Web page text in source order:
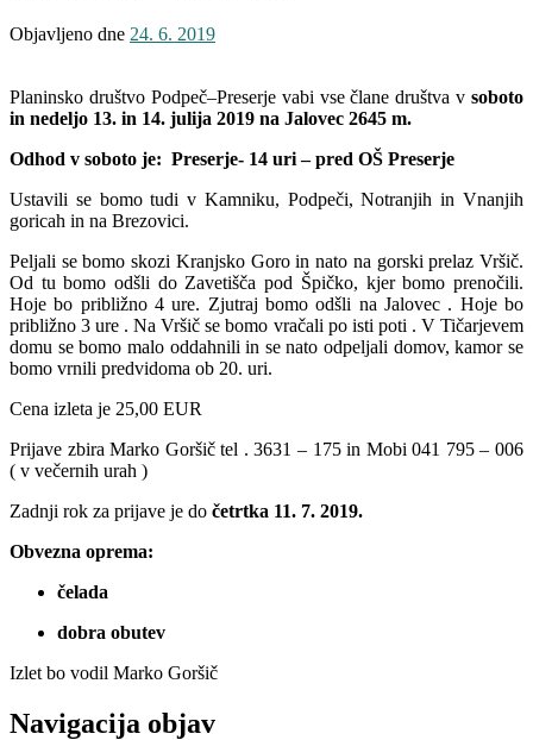
Objavljeno dne 24. 6. 2019
Planinsko društvo Podpeč–Preserje vabi vse člane društva v soboto
in nedeljo 13. in 14. julija 2019 na Jalovec 2645 m.
Odhod v soboto je: Preserje- 14 uri – pred OŠ Preserje
Ustavili se bomo tudi v Kamniku, Podpeči, Notranjih in Vnanjih
goricah in na Brezovici.
Peljali se bomo skozi Kranjsko Goro in nato na gorski prelaz Vršič.
Od tu bomo odšli do Zavetišča pod Špičko, kjer bomo prenočili.
Hoje bo približno 4 ure. Zjutraj bomo odšli na Jalovec . Hoje bo
približno 3 ure . Na Vršič se bomo vračali po isti poti . V Tičarjevem
domu se bomo malo oddahnili in se nato odpeljali domov, kamor se
bomo vrnili predvidoma ob 20. uri.
Cena izleta je 25,00 EUR
Prijave zbira Marko Goršič tel . 3631 – 175 in Mobi 041 795 – 006
( v večernih urah )
Zadnji rok za prijave je do četrtka 11. 7. 2019.
Obvezna oprema:
čelada
dobra obutev
Izlet bo vodil Marko Goršič
Navigacija objav